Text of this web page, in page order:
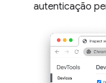
autenticação